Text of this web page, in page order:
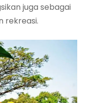
juga sebagai
rekreasi.